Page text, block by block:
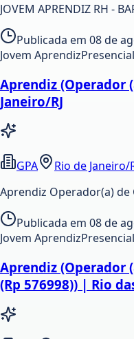
JOVEM APRENDIZ RH -
Publicada em 08 de
Jovem AprendizPresencial
Aprendiz (Operador
Janeiro/RJ
GPA
Rio de Janeiro/
Aprendiz Operador(a) de
Publicada em 08 de
Jovem AprendizPresencial
Aprendiz (Operador
(Rp 576998)) | Rio